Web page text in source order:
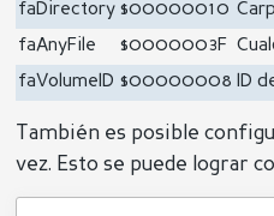
faDirectory $00000010
faAnyFile
$0000003F
faVolumeID $00000008 ID
También es posible
vez. Esto se puede lograr